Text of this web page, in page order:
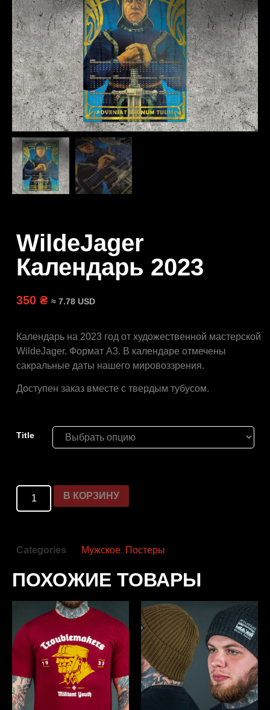
WildeJager
Календарь 2023
350 ₴ ≈ 7.78 USD
Календарь на 2023 год от художественной мастерской
WildeJager. Формат А3. В календаре отмечены
сакральные даты нашего мировоззрения.
Доступен заказ вместе с твердым тубусом.
Title
В КОРЗИНУ
Categories Мужское, Постеры
ПОХОЖИЕ ТОВАРЫ